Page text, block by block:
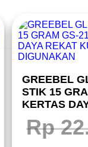
GREEBEL
STIK 15
KERTAS
MUDAH
Rp
Harga